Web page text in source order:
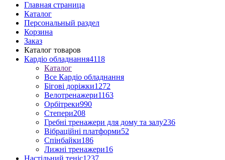
Главная страница
Каталог
Персональный раздел
Корзина
Заказ
Каталог товаров
Кардіо обладнання4118
Каталог
Все Кардіо обладнання
Бігові доріжки1272
Велотренажери1163
Орбітреки990
Степери208
Гребні тренажери для дому та залу236
Вібраційні платформи52
Спінбайки186
Лижні тренажери16
Настільний теніс1237